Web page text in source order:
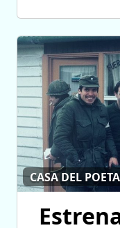
CASA DEL POETA